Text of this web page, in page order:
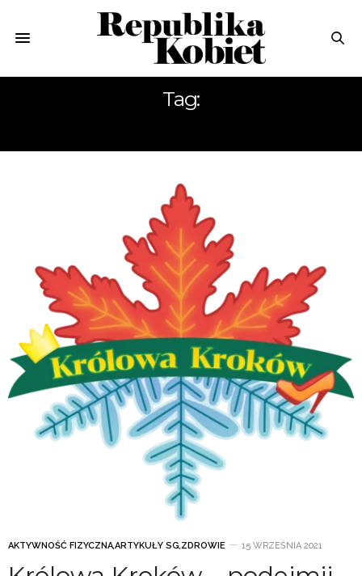
Tag:
AKTYWNOŚĆ FIZYCZNA,ARTYKUŁY SG,ZDROWIE 15 WRZEŚNIA 2021